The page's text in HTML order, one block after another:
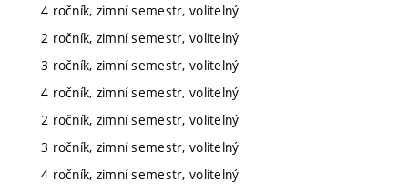
4 ročník, zimní semestr, volitelný
2 ročník, zimní semestr, volitelný
3 ročník, zimní semestr, volitelný
4 ročník, zimní semestr, volitelný
2 ročník, zimní semestr, volitelný
3 ročník, zimní semestr, volitelný
4 ročník, zimní semestr, volitelný